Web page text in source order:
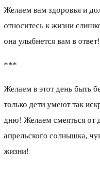
Желаем вам здоровья и
относитесь к жизни
она улыбнется вам в
***
Желаем в этот день быть
только дети умеют так
дню! Желаем смеяться от
апрельского солнышка,
жизни!